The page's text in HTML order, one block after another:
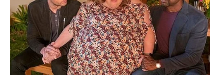
O valor não acompanha o piso da categoria
, mas sim o mínimo
nacional vigente. Essa diferença gera frustração, pois reduz
significativamente a renda dos profissionais após anos de serviço.